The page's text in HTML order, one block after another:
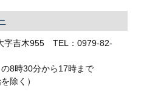
字吉木955 TEL：0979-82-
8時30分から17時まで
除く）